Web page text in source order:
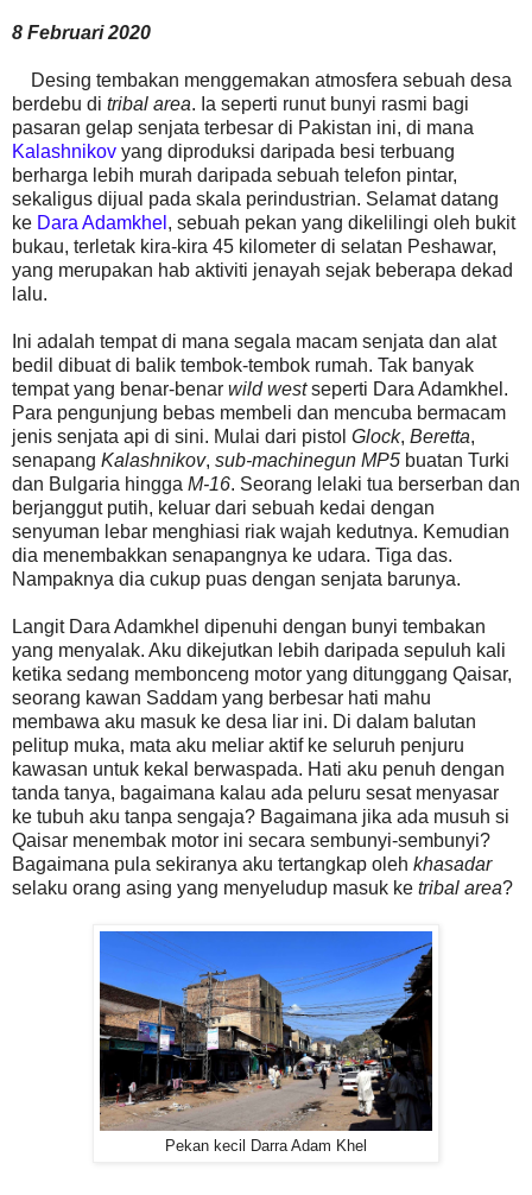
8 Februari 2020
Desing tembakan menggemakan atmosfera sebuah desa
berdebu di tribal area. Ia seperti runut bunyi rasmi bagi
pasaran gelap senjata terbesar di Pakistan ini, di mana
Kalashnikov yang diproduksi daripada besi terbuang
berharga lebih murah daripada sebuah telefon pintar,
sekaligus dijual pada skala perindustrian. Selamat datang
ke Dara Adamkhel , sebuah pekan yang dikelilingi oleh bukit
bukau, terletak kira-kira 45 kilometer di selatan Peshawar,
yang merupakan hab aktiviti jenayah sejak beberapa dekad
lalu.
Ini adalah tempat di mana segala macam senjata dan alat
bedil dibuat di balik tembok-tembok rumah. Tak banyak
tempat yang benar-benar wild westseperti Dara Adamkhel.
Para pengunjung bebas membeli dan mencuba bermacam
jenis senjata api di sini. Mulai dari pistol Glock, Beretta,
senapang Kalashnikov, sub-machinegun MP5 buatan Turki
dan Bulgaria hingga M-16. Seorang lelaki tua berserban dan
berjanggut putih, keluar dari sebuah kedai dengan
senyuman lebar menghiasi riak wajah kedutnya. Kemudian
dia menembakkan senapangnya ke udara. Tiga das.
Nampaknya dia cukup puas dengan senjata barunya.
Langit Dara Adamkhel dipenuhi dengan bunyi tembakan
yang menyalak. Aku dikejutkan lebih daripada sepuluh kali
ketika sedang membonceng motor yang ditunggang Qaisar,
seorang kawan Saddam yang berbesar hati mahu
membawa aku masuk ke desa liar ini. Di dalam balutan
pelitup muka, mata aku meliar aktif ke seluruh penjuru
kawasan untuk kekal berwaspada. Hati aku penuh dengan
tanda tanya, bagaimana kalau ada peluru sesat menyasar
ke tubuh aku tanpa sengaja? Bagaimana jika ada musuh si
Qaisar menembak motor ini secara sembunyi-sembunyi?
Bagaimana pula sekiranya aku tertangkap oleh khasadar
selaku orang asing yang menyeludup masuk ke tribal area?
Pekan kecil Darra Adam Khel